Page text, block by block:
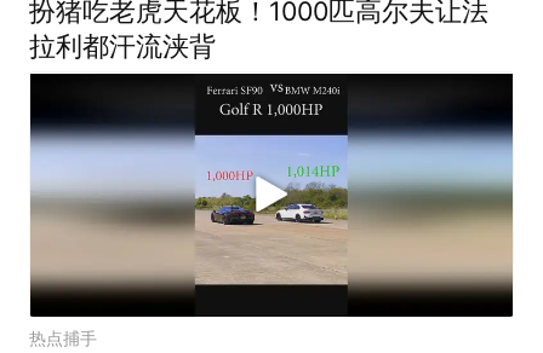
​扮猪吃老虎天花板！1000匹高尔夫让法
拉利都汗流浃背
热点捕手